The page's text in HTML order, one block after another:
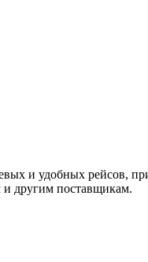
и удобных рейсов,
другим поставщикам.